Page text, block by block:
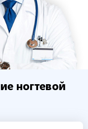
ногтевой